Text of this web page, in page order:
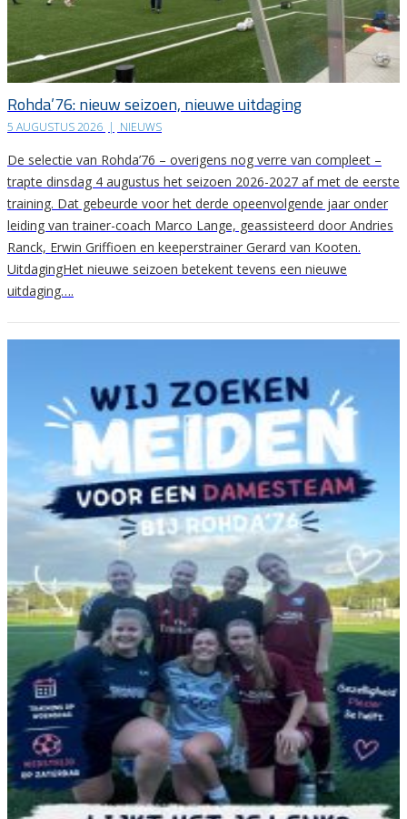
Rohda’76: nieuw seizoen, nieuwe uitdaging
5 AUGUSTUS 2026 | NIEUWS
De selectie van Rohda’76 – overigens nog verre van compleet –
trapte dinsdag 4 augustus het seizoen 2026-2027 af met de eerste
training. Dat gebeurde voor het derde opeenvolgende jaar onder
leiding van trainer-coach Marco Lange, geassisteerd door Andries
Ranck, Erwin Griffioen en keeperstrainer Gerard van Kooten.
UitdagingHet nieuwe seizoen betekent tevens een nieuwe
uitdaging….